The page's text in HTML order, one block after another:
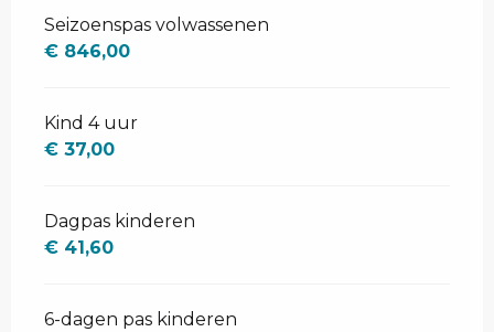
Seizoenspas volwassenen
€ 846,00
Kind 4 uur
€ 37,00
Dagpas kinderen
€ 41,60
6-dagen pas kinderen